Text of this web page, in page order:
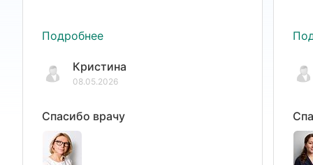
Подробнее
Кристина
08.05.2026
Спасибо врачу